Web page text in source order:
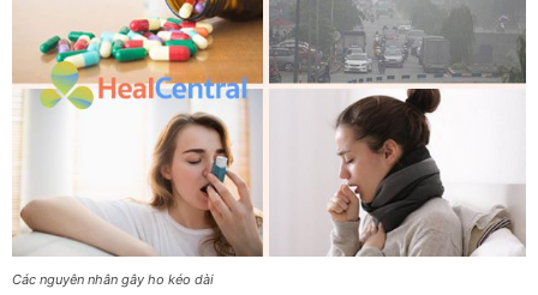
Các nguyên nhân gây ho kéo dài